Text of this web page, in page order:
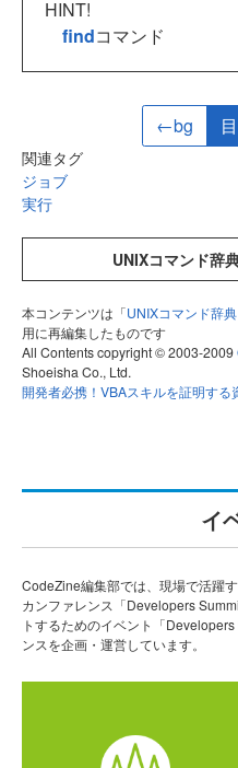
HINT!
findコマンド
←bg
関連タグ
ジョブ
実行
UNIXコマンド辞
本コンテンツは「UNIXコマンド辞
用に再編集したものです
All Contents copyright © 2003-2009
Shoeisha Co., Ltd.
開発者必携！VBAスキルを証明する
イ
CodeZine編集部では、現場で活躍
カンファレンス「Developers
トするためのイベント「
ンスを企画・運営しています。